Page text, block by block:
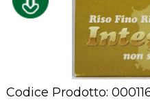
Codice Prodotto: